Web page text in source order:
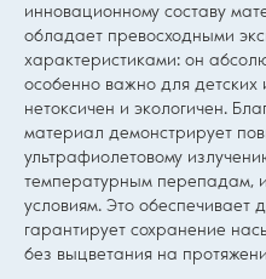
инновационному составу
обладает превосходными
характеристиками: он
особенно важно для детских
нетоксичен и экологичен.
материал демонстрирует
ультрафиолетовому
температурным перепадам,
условиям. Это обеспечивает
гарантирует сохранение
без выцветания на